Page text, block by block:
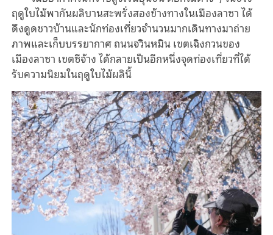
ฤดูใบไม้พากันผลิบานสะพรั่งสองข้างทางในเมืองลาซา ได้
ดึงดูดชาวบ้านและนักท่องเที่ยวจำนวนมากเดินทางมาถ่าย
ภาพและเก็บบรรยากาศ ถนนจวินหมิน เขตเฉิงกวนของ
เมืองลาซา เขตซีจ้าง ได้กลายเป็นอีกหนึ่งจุดท่องเที่ยวที่ได้
รับความนิยมในฤดูใบไม้ผลินี้